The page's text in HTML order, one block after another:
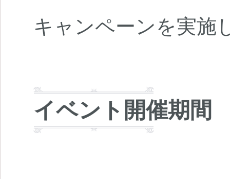
キャンペーンを実施
イベント開催期間